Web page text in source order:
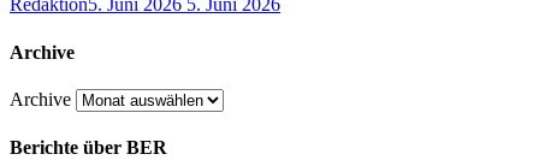
Redaktion5. Juni 2026 5. Juni 2026
Archive
Archive
Berichte über BER